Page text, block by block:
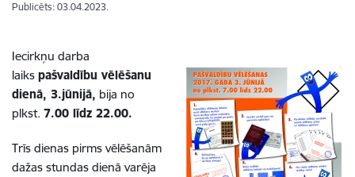
Publicēts: 03.04.2023.
Iecirkņu darba
laiks pašvaldību vēlēšanu
dienā, 3.jūnijā, bija no
plkst. 7.00 līdz 22.00.
Trīs dienas pirms vēlēšanām
dažas stundas dienā varēja